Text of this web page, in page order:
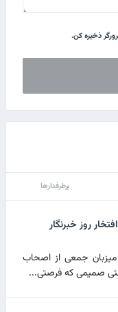
ذخیره کن.
پرطرفدارها
روز خبرنگار
میزبان جمعی از اصحاب
صمیمی که فرصتی...